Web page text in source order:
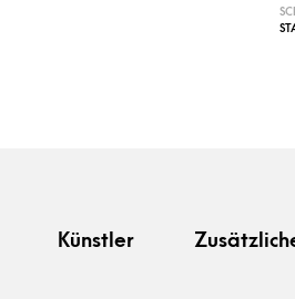
Künstler